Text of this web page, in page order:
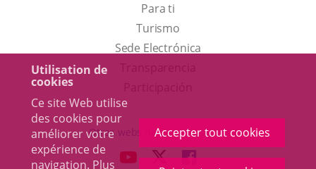
Utilisation de
cookies
Ce site Web utilise
des cookies pour
améliorer votre
expérience de
navigation. Plus
Accepter tout cookies
Para ti
TurismoEste
enlace
una
ventana
nueva.
Sede Electrónica
externa.
Otras webs del ayuntamiento
ENLACEENLACEENLACE